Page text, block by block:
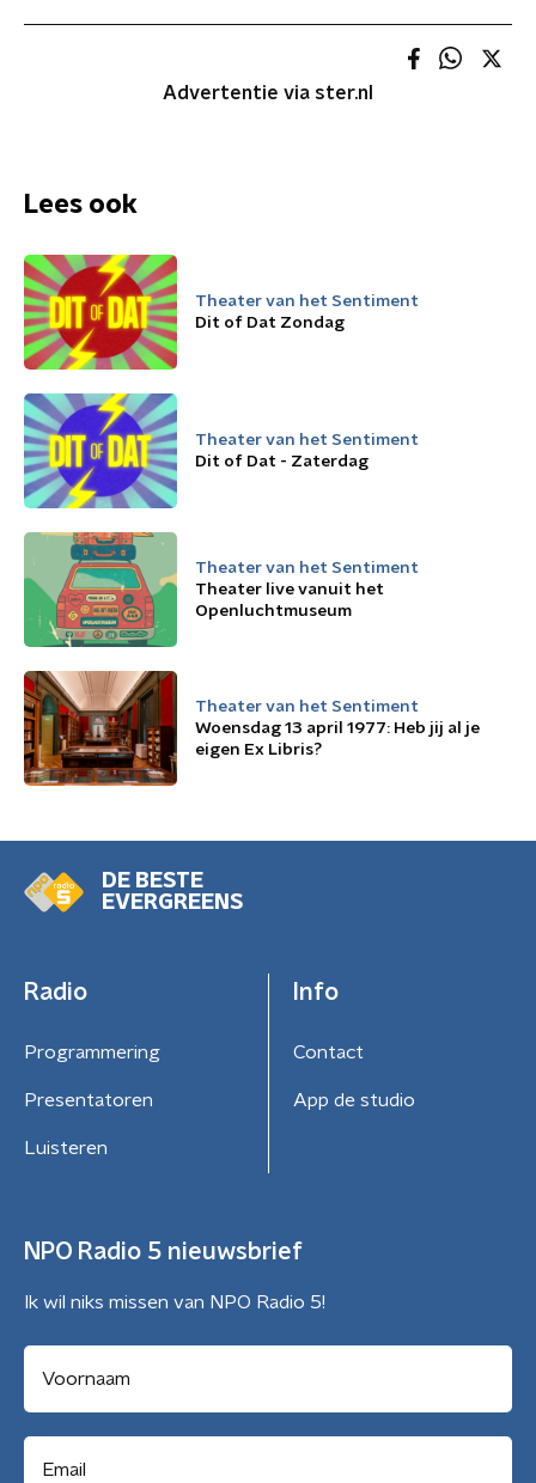
Advertentie via ster.nl
Lees ook
Theater van het Sentiment
Dit of Dat Zondag
Theater van het Sentiment
Dit of Dat - Zaterdag
Theater van het Sentiment
Theater live vanuit het
Openluchtmuseum
Theater van het Sentiment
Woensdag 13 april 1977: Heb jij al je
eigen Ex Libris?
DE BESTE
EVERGREENS
Radio
Programmering
Presentatoren
Luisteren
Info
Contact
App de studio
NPO Radio 5 nieuwsbrief
Ik wil niks missen van NPO Radio 5!